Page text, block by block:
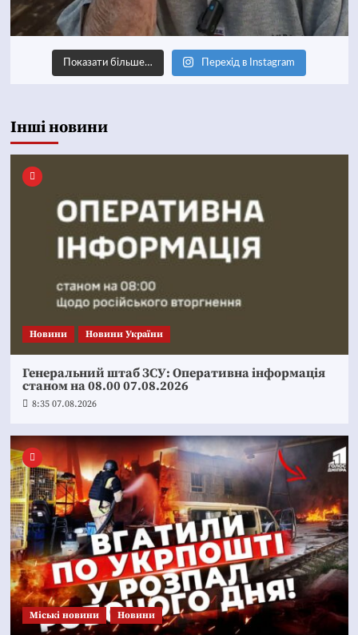
Показати більше… Перехід в Instagram
Інші новини
Новини Новини України
Генеральний штаб ЗСУ: Оперативна інформація
станом на 08.00 07.08.2026
8:35 07.08.2026
Mіські новини Новини